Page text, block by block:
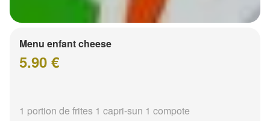
Menu enfant cheese
5.90 €
1 portion de frites 1 capri-sun 1 compote